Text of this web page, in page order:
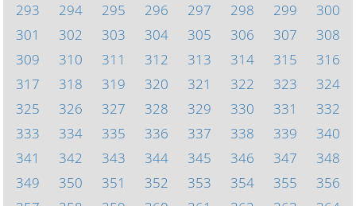
293
294 295 296 297 298 299
300
301
302 303 304 305 306 307
308
309
310 311 312 313 314 315
316
317
318 319 320 321 322 323
324
325
326 327 328 329 330 331
332
333
334 335 336 337 338 339
340
341
342 343 344 345 346 347
348
349
350 351 352 353 354 355
356